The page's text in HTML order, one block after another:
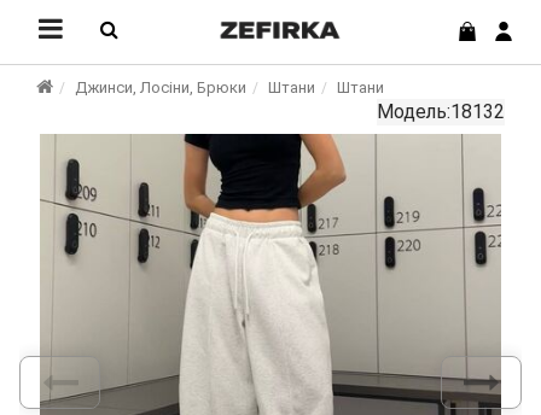
Джинси, Лосіни, Брюки Штани Штани
Модель:18132